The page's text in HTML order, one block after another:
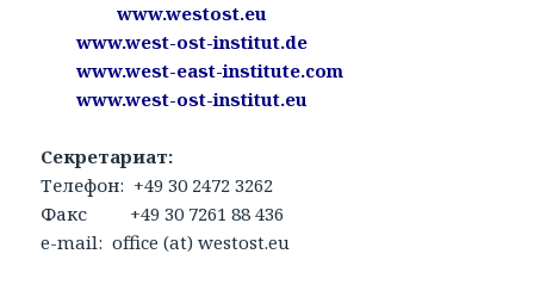
www.westost.eu
www.west-ost-institut.de
www.west-east-institute.com
www.west-ost-institut.eu
Секретариат:
Телефон: +49 30 2472 3262
Факс +49 30 7261 88 436
e-mail: office (at) westost.eu